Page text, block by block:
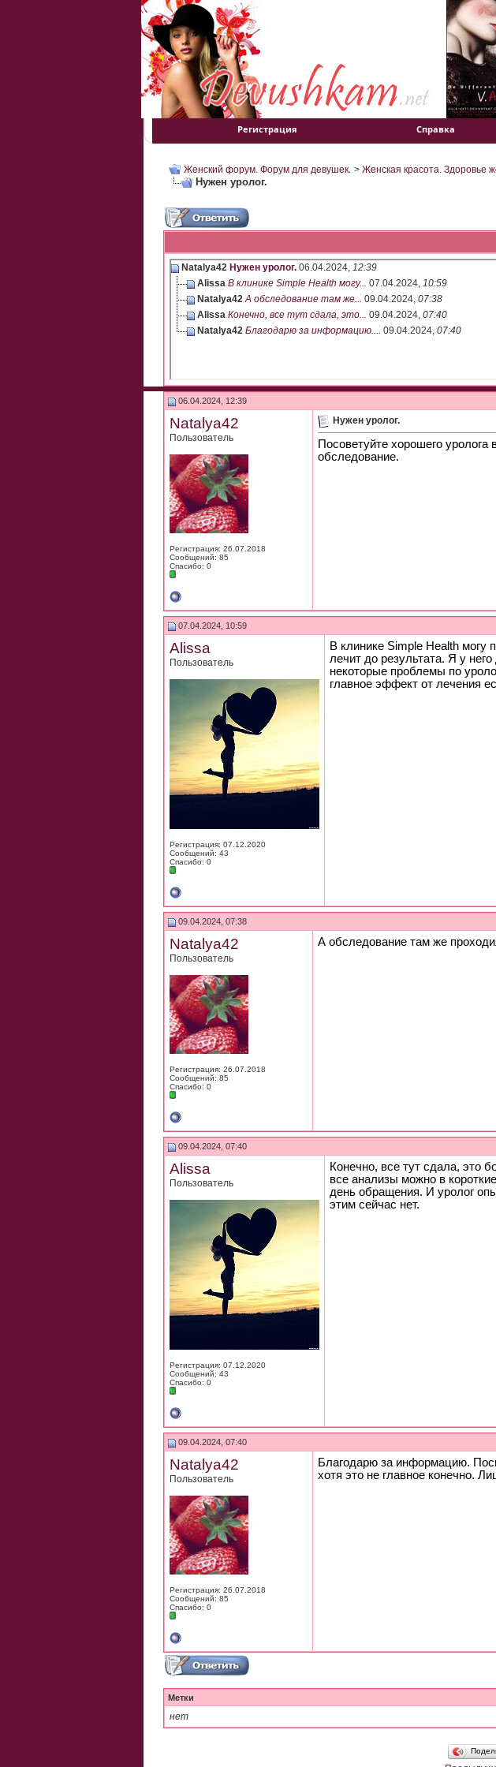
Регистрация Справка
Женский форум. Форум для девушек. > Женская красота. Здоровье
Нужен уролог.
Natalya42 Нужен уролог. 06.04.2024, 12:39
Alissa В клинике Simple Health могу... 07.04.2024, 10:59
Natalya42 А обследование там же... 09.04.2024, 07:38
Alissa Конечно, все тут сдала, это... 09.04.2024, 07:40
Natalya42 Благодарю за информацию.... 09.04.2024, 07:40
06.04.2024, 12:39
Natalya42
Пользователь
Регистрация: 26.07.2018
Сообщений: 85
Спасибо: 0
Нужен уролог.
Посоветуйте хорошего
обследование.
07.04.2024, 10:59
Alissa
Пользователь
Регистрация: 07.12.2020
Сообщений: 43
Спасибо: 0
В клинике Simple Health могу
лечит до результата. Я у
некоторые проблемы по
главное эффект от лечения
09.04.2024, 07:38
Natalya42
Пользователь
Регистрация: 26.07.2018
Сообщений: 85
Спасибо: 0
А обследование там же
09.04.2024, 07:40
Alissa
Пользователь
Регистрация: 07.12.2020
Сообщений: 43
Спасибо: 0
Конечно, все тут сдала, это
все анализы можно в
день обращения. И уролог
этим сейчас нет.
09.04.2024, 07:40
Natalya42
Пользователь
Регистрация: 26.07.2018
Сообщений: 85
Спасибо: 0
Благодарю за информацию.
хотя это не главное конечно.
Метки
нет